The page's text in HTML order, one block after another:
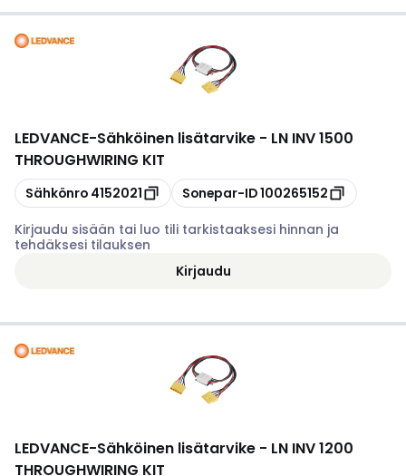
LEDVANCE-Sähköinen lisätarvike - LN INV 1500
THROUGHWIRING KIT
Kopioi
Sähkönro 4152021 Kopioi
Sonepar-ID100265152
Kirjaudu sisään tai luo tili tarkistaaksesi hinnan ja
tehdäksesi tilauksen
Kirjaudu
LEDVANCE-Sähköinen lisätarvike - LN INV 1200
THROUGHWIRING KIT